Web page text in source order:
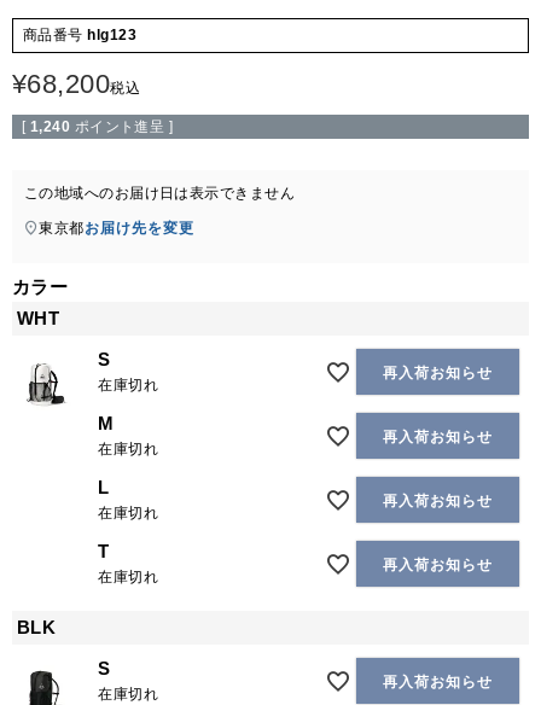
商品番号 hlg123
¥68,200税込
[ 1,240 ポイント進呈 ]
この地域へのお届け日は表示できません
東京都お届け先を変更
カラー
WHT
S
在庫切れ
再入荷お知らせ
M
在庫切れ
再入荷お知らせ
L
在庫切れ
再入荷お知らせ
T
在庫切れ
再入荷お知らせ
BLK
S
在庫切れ
再入荷お知らせ